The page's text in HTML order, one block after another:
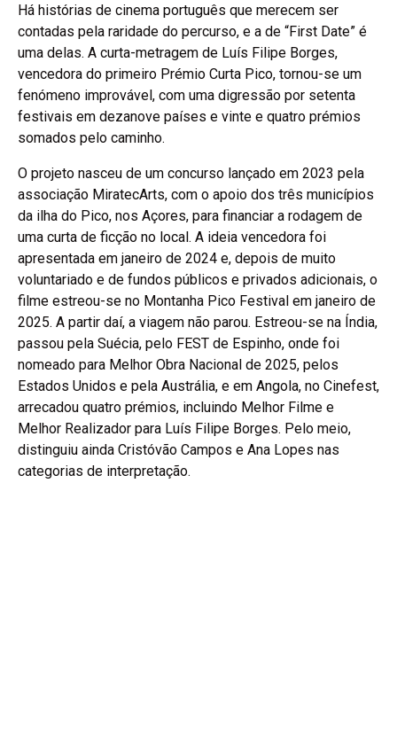
Há histórias de cinema português que merecem ser
contadas pela raridade do percurso, e a de “First Date” é
uma delas. A curta-metragem de Luís Filipe Borges,
vencedora do primeiro Prémio Curta Pico, tornou-se um
fenómeno improvável, com uma digressão por setenta
festivais em dezanove países e vinte e quatro prémios
somados pelo caminho.
O projeto nasceu de um concurso lançado em 2023 pela
associação MiratecArts, com o apoio dos três municípios
da ilha do Pico, nos Açores, para financiar a rodagem de
uma curta de ficção no local. A ideia vencedora foi
apresentada em janeiro de 2024 e, depois de muito
voluntariado e de fundos públicos e privados adicionais, o
filme estreou-se no Montanha Pico Festival em janeiro de
2025. A partir daí, a viagem não parou. Estreou-se na Índia,
passou pela Suécia, pelo FEST de Espinho, onde foi
nomeado para Melhor Obra Nacional de 2025, pelos
Estados Unidos e pela Austrália, e em Angola, no Cinefest,
arrecadou quatro prémios, incluindo Melhor Filme e
Melhor Realizador para Luís Filipe Borges. Pelo meio,
distinguiu ainda Cristóvão Campos e Ana Lopes nas
categorias de interpretação.